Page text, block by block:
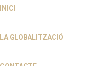
INICI
LA GLOBALITZACIÓ